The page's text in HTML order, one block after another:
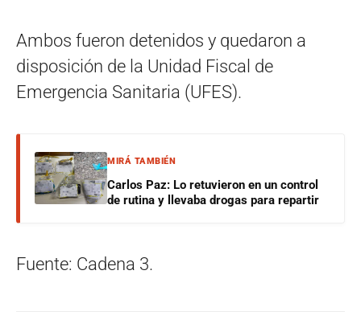
Ambos fueron detenidos y quedaron a
disposición de la Unidad Fiscal de
Emergencia Sanitaria (UFES).
MIRÁ TAMBIÉN
Carlos Paz: Lo retuvieron en un control
de rutina y llevaba drogas para repartir
Fuente: Cadena 3.